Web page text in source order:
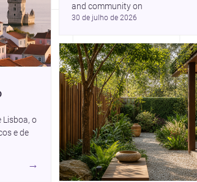
Lisboa, o
e de
→
30 de julho de 2026